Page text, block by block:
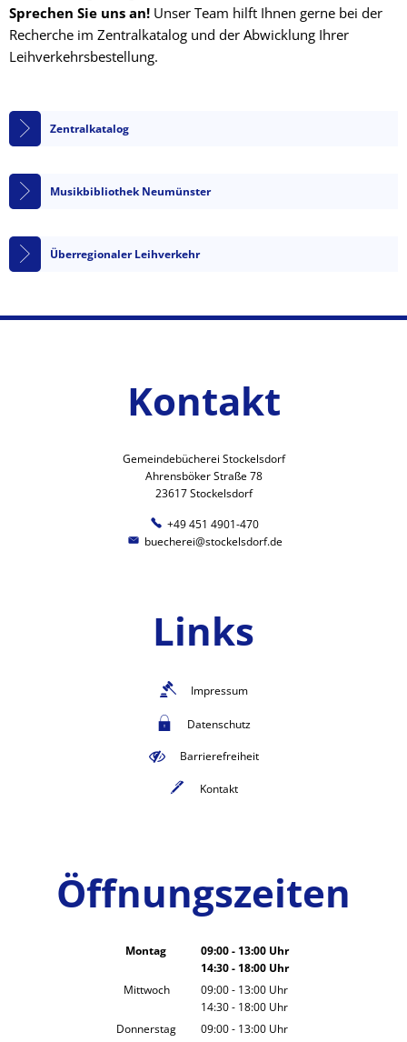
Sprechen Sie uns an! Unser Team hilft Ihnen gerne bei der
Recherche im Zentralkatalog und der Abwicklung Ihrer
Leihverkehrsbestellung.
Zentralkatalog
Musikbibliothek Neumünster
Überregionaler Leihverkehr
Kontakt
Gemeindebücherei Stockelsdorf
Ahrensböker Straße 78
23617 Stockelsdorf
+49 451 4901-470
buecherei@stockelsdorf.de
Links
Impressum
Datenschutz
Barrierefreiheit
Kontakt
Öffnungszeiten
Montag 09:00- 13:00Uhr
Von 09:00 bis 13:00 Uhr
14:30- 18:00Uhr
Von 14:30 bis 18:00 Uhr
Mittwoch 09:00- 13:00 Uhr
Von 09:00 bis 13:00 Uhr
14:30- 18:00 Uhr
Von 14:30 bis 18:00 Uhr
Donnerstag 09:00- 13:00 Uhr